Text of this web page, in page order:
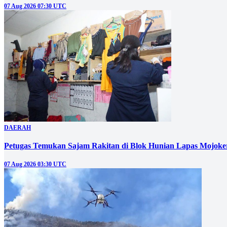
07 Aug 2026 07:30 UTC
DAERAH
Petugas Temukan Sajam Rakitan di Blok Hunian Lapas
07 Aug 2026 03:30 UTC